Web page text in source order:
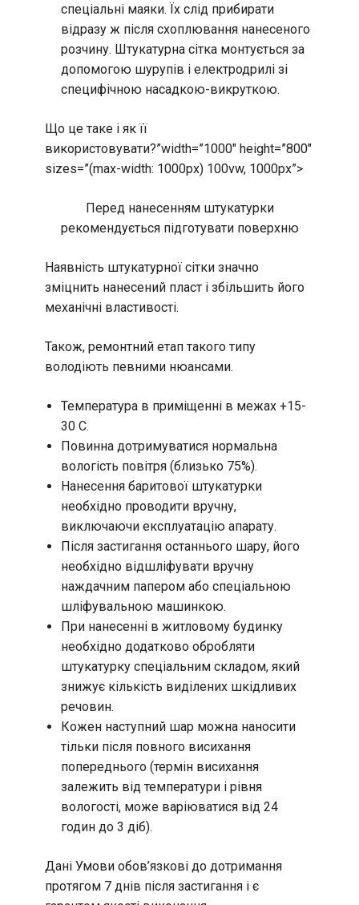
спеціальні маяки. Їх слід прибирати
відразу ж після схоплювання нанесеного
розчину. Штукатурна сітка монтується за
допомогою шурупів і електродрилі зі
специфічною насадкою-викруткою.
Що це таке і як її
використовувати?”width=”1000″ height=”800″
sizes=”(max-width: 1000px) 100vw, 1000px”>
Перед нанесенням штукатурки
рекомендується підготувати поверхню
Наявність штукатурної сітки значно
зміцнить нанесений пласт і збільшить його
механічні властивості.
Також, ремонтний етап такого типу
володіють певними нюансами.
Температура в приміщенні в межах +15-
30 С.
Повинна дотримуватися нормальна
вологість повітря (близько 75%).
Нанесення баритової штукатурки
необхідно проводити вручну,
виключаючи експлуатацію апарату.
Після застигання останнього шару, його
необхідно відшліфувати вручну
наждачним папером або спеціальною
шліфувальною машинкою.
При нанесенні в житловому будинку
необхідно додатково обробляти
штукатурку спеціальним складом, який
знижує кількість виділених шкідливих
речовин.
Кожен наступний шар можна наносити
тільки після повного висихання
попереднього (термін висихання
залежить від температури і рівня
вологості, може варіюватися від 24
годин до 3 діб).
Дані Умови обов’язкові до дотримання
протягом 7 днів після застигання і є